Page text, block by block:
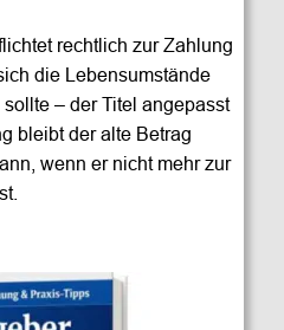
rechtlich zur Zahlung
die Lebensumstände
– der Titel angepasst
bleibt der alte Betrag
wenn er nicht mehr zur